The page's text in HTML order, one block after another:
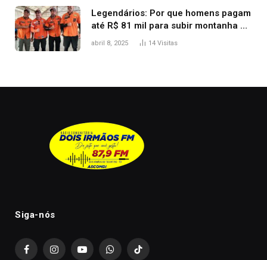
Legendários: Por que homens pagam
até R$ 81 mil para subir montanha e
melhorar casamento?
abril 8, 2025 14 Visitas
Siga-nós
FacebookInstagramYouTubeWhatsAppTikTok